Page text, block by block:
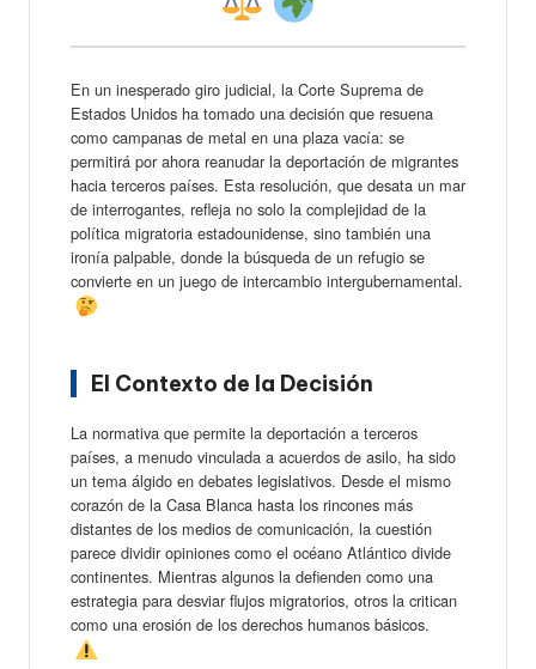
En un inesperado giro judicial, la Corte Suprema de
Estados Unidos ha tomado una decisión que resuena
como campanas de metal en una plaza vacía: se
permitirá por ahora reanudar la deportación de migrantes
hacia terceros países. Esta resolución, que desata un mar
de interrogantes, refleja no solo la complejidad de la
política migratoria estadounidense, sino también una
ironía palpable, donde la búsqueda de un refugio se
convierte en un juego de intercambio intergubernamental.
El Contexto de la Decisión
La normativa que permite la deportación a terceros
países, a menudo vinculada a acuerdos de asilo, ha sido
un tema álgido en debates legislativos. Desde el mismo
corazón de la Casa Blanca hasta los rincones más
distantes de los medios de comunicación, la cuestión
parece dividir opiniones como el océano Atlántico divide
continentes. Mientras algunos la defienden como una
estrategia para desviar flujos migratorios, otros la critican
como una erosión de los derechos humanos básicos.